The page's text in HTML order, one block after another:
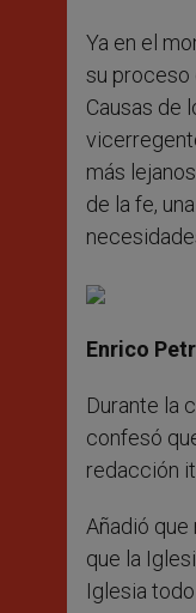
Ya en el
su proceso
Causas de
más
de la fe,
Enrico
Durante la
confesó
redacción
Añadió
que la
Iglesia